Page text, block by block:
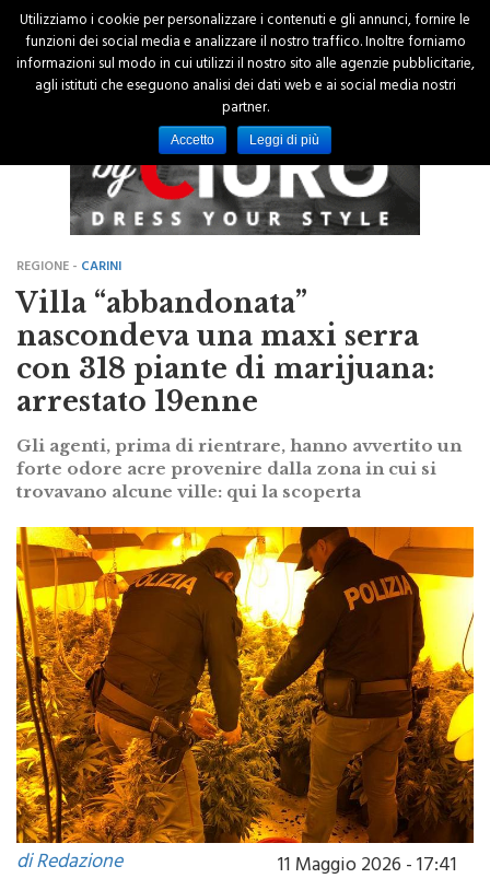
REGIONE - CARINI
Villa “abbandonata”
nascondeva una maxi serra
con 318 piante di marijuana:
arrestato 19enne
Gli agenti, prima di rientrare, hanno avvertito un
forte odore acre provenire dalla zona in cui si
trovavano alcune ville: qui la scoperta
di Redazione
11 Maggio 2026 - 17:41
Utilizziamo i cookie per personalizzare i contenuti e gli annunci, fornire le
funzioni dei social media e analizzare il nostro traffico. Inoltre forniamo
informazioni sul modo in cui utilizzi il nostro sito alle agenzie pubblicitarie,
agli istituti che eseguono analisi dei dati web e ai social media nostri
partner.
Accetto Leggi di più